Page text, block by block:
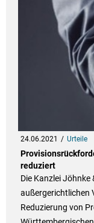
24.06.2021 Urteile
reduziert
Die Kanzlei Jöhnke
außergerichtlichen
Reduzierung von